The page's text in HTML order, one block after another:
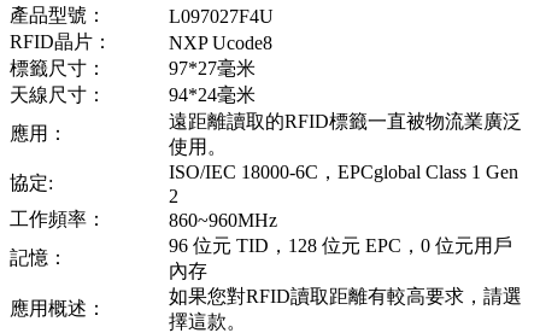
產品型號：
L097027F4U
RFID晶片：
NXP Ucode8
標籤尺寸：
97*27毫米
天線尺寸：
94*24毫米
應用：
遠距離讀取的RFID標籤一直被物流業廣泛
使用。
協定:
ISO/IEC 18000-6C，EPCglobal Class 1 Gen
2
工作頻率：
860~960MHz
記憶：
96 位元 TID，128 位元 EPC，0 位元用戶
內存
應用概述：
如果您對RFID讀取距離有較高要求，請選
擇這款。